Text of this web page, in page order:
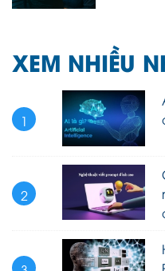
XEM NHIỀU
1
2